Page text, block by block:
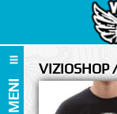
MENI
VIZIOSHOP